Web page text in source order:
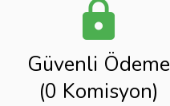
lock
Güvenli Ödeme
(0 Komisyon)